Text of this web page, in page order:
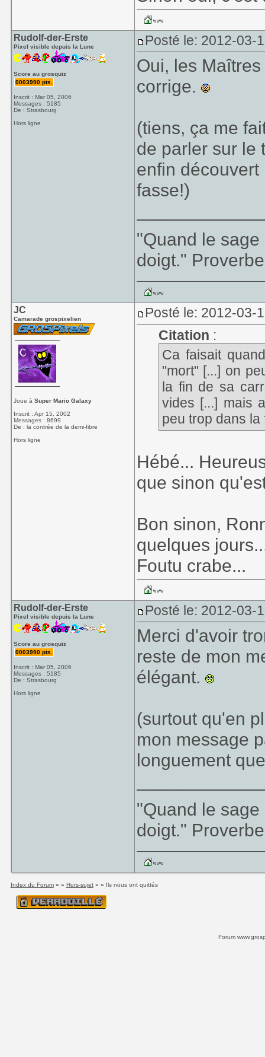
Rudolf-der-Erste
Pixel visible depuis la Lune
Score au grosquiz
0003990 pts.
Inscrit : Mar 05, 2006
Messages : 5185
De : Strasbourg
Hors ligne
Posté le: 2012-03-
Oui, les
corrige.
(tiens, ça me
de parler sur le
enfin
fasse!)
"Quand le
doigt."
JC
Camarade grospixelien
Joue àSuper Mario Galaxy
Inscrit : Apr 15, 2002
Messages : 8699
De : la contrée de la demi-fibre
Hors ligne
Posté le: 2012-03-
Citation :
Ca faisait
"mort" [...] on
la fin de sa
vides [...] mais
peu trop dans la
Hébé...
que sinon
Bon sinon,
quelques
Foutu crabe...
Rudolf-der-Erste
Pixel visible depuis la Lune
Score au grosquiz
0003990 pts.
Inscrit : Mar 05, 2006
Messages : 5185
De : Strasbourg
Hors ligne
Posté le: 2012-03-
Merci d'avoir
reste de mon
élégant.
(surtout qu'en
mon message
longuement
"Quand le
doigt."
Index du Forum» » Hors-sujet» » Ils nous ont quittés
Forum